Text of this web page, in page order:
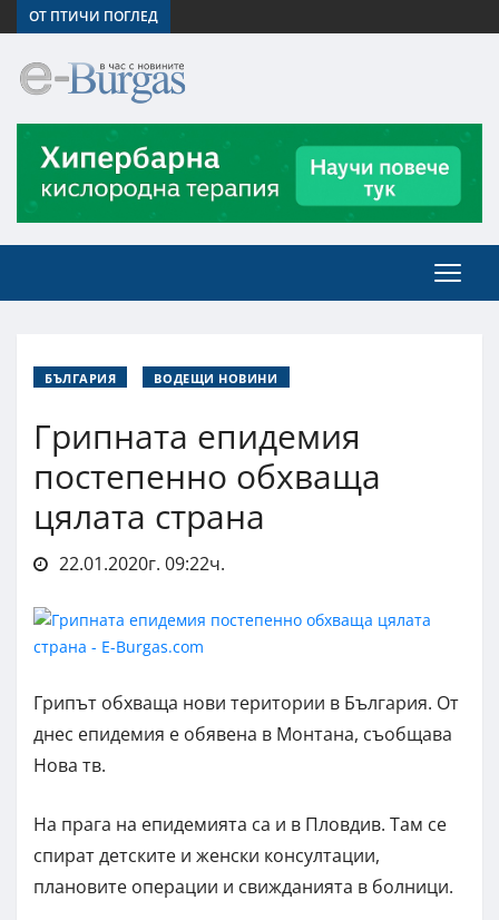
ОТ ПТИЧИ ПОГЛЕД
БЪЛГАРИЯ ВОДЕЩИ НОВИНИ
Грипната епидемия
постепенно обхваща
цялата страна
22.01.2020г. 09:22ч.
Грипът обхваща нови територии в България. От
днес епидемия е обявена в Монтана, съобщава
Нова тв.
На прага на епидемията са и в Пловдив. Там се
спират детските и женски консултации,
плановите операции и свижданията в болници.